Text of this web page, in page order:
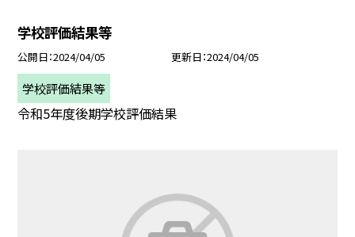
学校評価結果等
公開日 2024/04/05 更新日 2024/04/05
学校評価結果等
令和5年度後期学校評価結果